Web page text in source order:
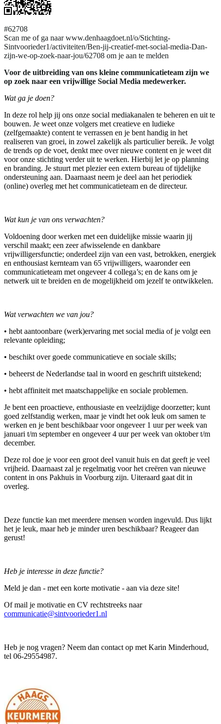
#62708
Scan me of ga naar www.denhaagdoet.nl/o/Stichting-
Sintvoorieder1/activiteiten/Ben-jij-creatief-met-social-media-Dan-
zijn-we-op-zoek-naar-jou/62708 om je aan te melden
Voor de uitbreiding van ons kleine communicatieteam zijn we
op zoek naar een vrijwillige Social Media medewerker.
Wat ga je doen?
In deze rol help jij ons onze social mediakanalen te beheren en uit te
bouwen. Je weet onze volgers met creatieve en ludieke
(zelfgemaakte) content te verrassen en je bent handig in het
realiseren van groei, in zowel zakelijk als particulier bereik. Je volgt
de trends op de voet, denkt mee over nieuwe content en je weet dit
voor onze stichting verder uit te werken. Hierbij let je op planning
en branding. Je stuurt met plezier een extern bureau of tijdelijke
ondersteuning aan. Daarnaast neem je deel aan het periodiek
(online) overleg met het communicatieteam en de directeur.
Wat kun je van ons verwachten?
Voldoening door werken met een duidelijke missie waarin jij
verschil maakt; een zeer afwisselende en dankbare
vrijwilligersfunctie; onderdeel zijn van een vast, betrokken, energiek
en enthousiast kernteam van 65 vrijwilligers, waaronder een
communicatieteam met ongeveer 4 collega’s; en de kans om je
netwerk uit te breiden en de mogelijkheid om jezelf te ontwikkelen.
Wat verwachten we van jou?
• hebt aantoonbare (werk)ervaring met social media of je volgt een
relevante opleiding;
• beschikt over goede communicatieve en sociale skills;
• beheerst de Nederlandse taal in woord en geschrift uitstekend;
• hebt affiniteit met maatschappelijke en sociale problemen.
Je bent een proactieve, enthousiaste en veelzijdige doorzetter; kunt
goed zelfstandig werken, maar je vindt het ook leuk om samen te
werken en je bent beschikbaar voor ongeveer 1 uur per week van
januari t/m september en ongeveer 4 uur per week van oktober t/m
december.
Deze rol doe je voor een groot deel vanuit huis en dat geeft je veel
vrijheid. Daarnaast zal je regelmatig voor het creëren van nieuwe
content in ons Pakhuis in Voorburg zijn. Uiteraard gaat dit in
overleg.
Deze functie kan met meerdere mensen worden ingevuld. Dus lijkt
het je leuk, maar heb je minder uren beschikbaar? Reageer dan
gerust!
Heb je interesse in deze functie?
Meld je dan - met een korte motivatie - aan via deze site!
Of mail je motivatie en CV rechtstreeks naar
communicatie@sintvoorieder1.nl
Heb je nog vragen? Neem dan contact op met Karin Minderhoud,
tel 06-29554987.